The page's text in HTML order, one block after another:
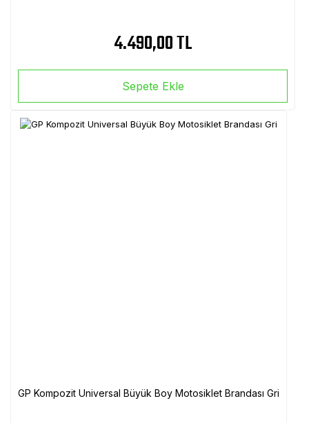
4.490,00 TL
Sepete Ekle
GP Kompozit Universal Büyük Boy Motosiklet Brandası Gri